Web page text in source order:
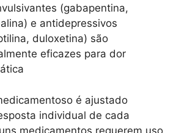
(gabapentina,
e antidepressivos
duloxetina) são
eficazes para dor
é ajustado
individual de cada
medicamentos requerem uso